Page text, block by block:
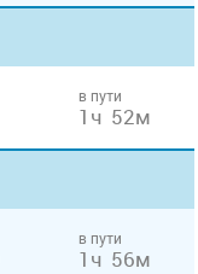
в пути
1ч 52м
в пути
1ч 56м